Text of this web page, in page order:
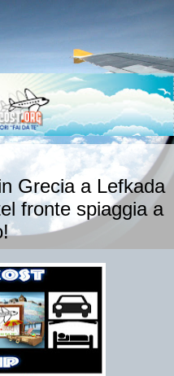
Grecia a Lefkada
fronte spiaggia a